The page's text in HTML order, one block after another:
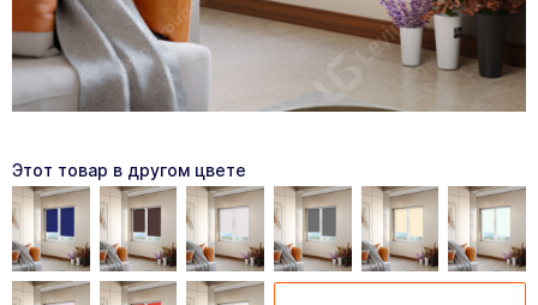
Этот товар в другом цвете